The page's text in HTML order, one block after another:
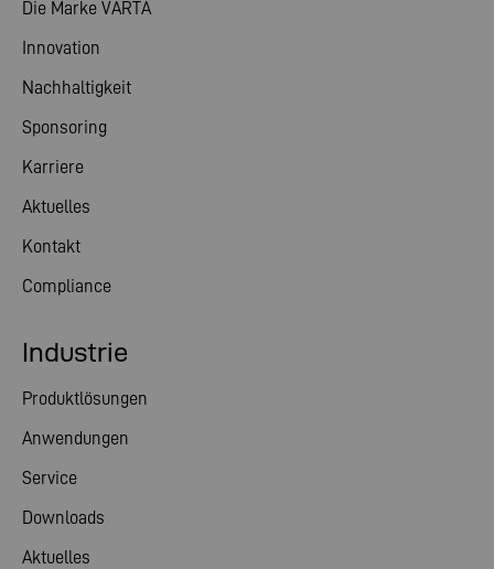
Die Marke VARTA
Innovation
Nachhaltigkeit
Sponsoring
Karriere
Aktuelles
Kontakt
Compliance
Industrie
Produktlösungen
Anwendungen
Service
Downloads
Aktuelles